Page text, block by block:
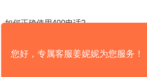
如何正确使用400电话?
您好，专属客服姜妮妮为您服务！